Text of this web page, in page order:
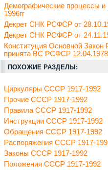
Демографические процессы и
1996гг
Декрет СНК РСФСР от
Декрет СНК РСФСР от
Конституция Основной
принята ВС РСФСР 12.04.1978
ПОХОЖИЕ РАЗДЕЛЫ:
Циркуляры СССР 1917-1992
Прочие СССР 1917-1992
Правила СССР 1917-1992
Инструкции СССР 1917-1992
Обращения СССР 1917-1992
Распоряжения СССР 1917-
Законы СССР 1917-1992
Положения СССР 1917-1992